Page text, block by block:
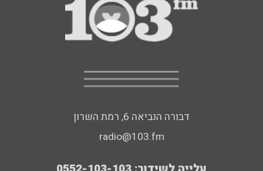
דבורה הנביאה 6, רמת השרון
radio@103.fm